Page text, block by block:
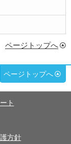
ページトップへ
ページトップへ
ト
方針